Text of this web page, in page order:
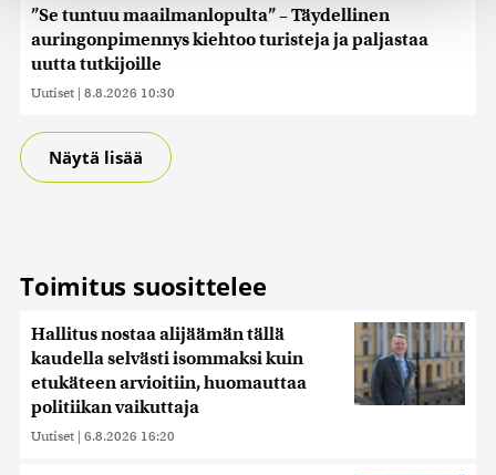
räätälöimiseen, sosiaalisen median ominaisuuksien
tukemiseen ja kävijämäärämme analysoimiseen. Lisäksi
jaamme sosiaalisen median, mainosalan ja analytiikka-
sivustoamme. Kumppanimme voivat yhdistää näitä
tietoja muihin tietoihin, joita olet antanut heille tai joita on
kerätty, kun olet käyttänyt heidän palvelujaan. Tietoja
saatetaan myös siirtää ulkomaille.
”Se tuntuu maailmanlopulta” – Täydellinen
auringonpimennys kiehtoo turisteja ja paljastaa
uutta tutkijoille
Uutiset | 8.8.2026 10:30
Näytä lisää
Toimitus suosittelee
Hallitus nostaa alijäämän tällä
kaudella selvästi isommaksi kuin
etukäteen arvioitiin, huomauttaa
politiikan vaikuttaja
Uutiset | 6.8.2026 16:20